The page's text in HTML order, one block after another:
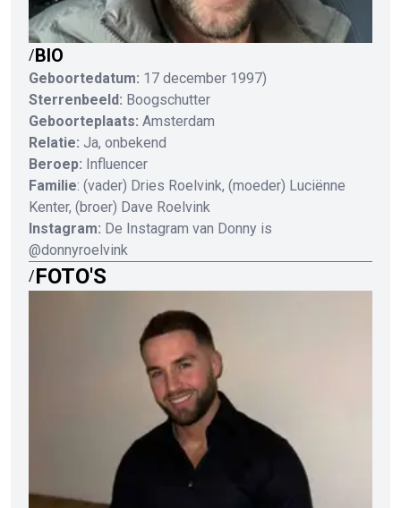
/BIO
Geboortedatum: 17 december 1997)
Sterrenbeeld: Boogschutter
Geboorteplaats: Amsterdam
Relatie: Ja, onbekend
Beroep: Influencer
Familie: (vader) Dries Roelvink, (moeder) Luciënne
Kenter, (broer) Dave Roelvink
Instagram: De Instagram van Donny is
@donnyroelvink
/FOTO'S